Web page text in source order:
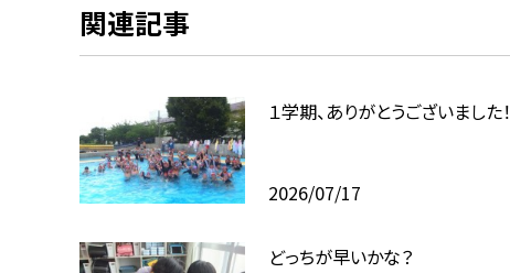
関連記事
１学期、ありがとうございました！
2026/07/17
どっちが早いかな？